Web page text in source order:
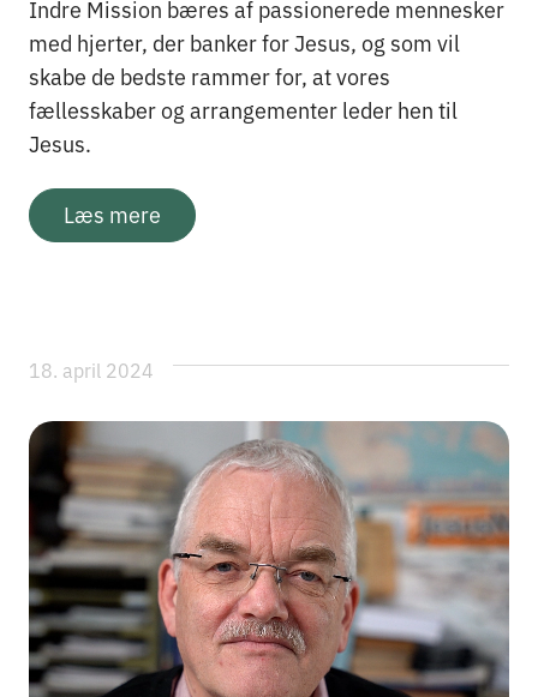
Indre Mission bæres af passionerede mennesker
med hjerter, der banker for Jesus, og som vil
skabe de bedste rammer for, at vores
fællesskaber og arrangementer leder hen til
Jesus.
Læs mere
18. april 2024